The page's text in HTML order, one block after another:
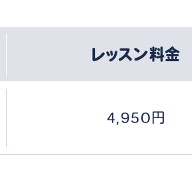
レッスン料金
4,950円